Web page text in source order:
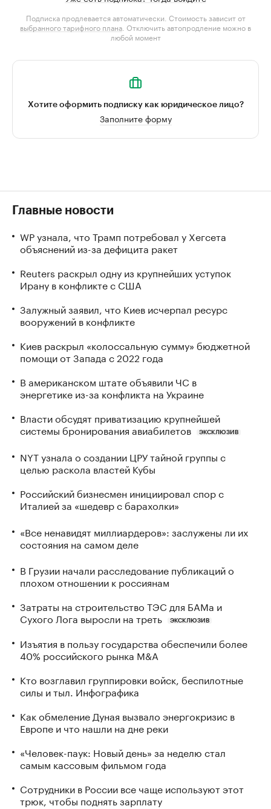
Подписка продлевается автоматически. Стоимость зависит от
выбранного тарифного плана . Отключить автопродление можно в
любой момент
Хотите оформить подписку как юридическое лицо?
Заполните форму
Главные новости
WP узнала, что Трамп потребовал у Хегсета
объяснений из-за дефицита ракет
Reuters раскрыл одну из крупнейших уступок
Ирану в конфликте с США
Залужный заявил, что Киев исчерпал ресурс
вооружений в конфликте
Киев раскрыл «колоссальную сумму» бюджетной
помощи от Запада с 2022 года
В американском штате объявили ЧС в
энергетике из-за конфликта на Украине
Власти обсудят приватизацию крупнейшей
системы бронирования авиабилетов
ЭКСКЛЮЗИВ
NYT узнала о создании ЦРУ тайной группы с
целью раскола властей Кубы
Российский бизнесмен инициировал спор с
Италией за «шедевр с барахолки»
«Все ненавидят миллиардеров»: заслужены ли их
состояния на самом деле
В Грузии начали расследование публикаций о
плохом отношении к россиянам
Затраты на строительство ТЭС для БАМа и
Сухого Лога выросли на треть
ЭКСКЛЮЗИВ
Изъятия в пользу государства обеспечили более
40% российского рынка M&A
Кто возглавил группировки войск, беспилотные
силы и тыл. Инфографика
Как обмеление Дуная вызвало энергокризис в
Европе и что нашли на дне реки
«Человек-паук: Новый день» за неделю стал
самым кассовым фильмом года
Сотрудники в России все чаще используют этот
трюк, чтобы поднять зарплату